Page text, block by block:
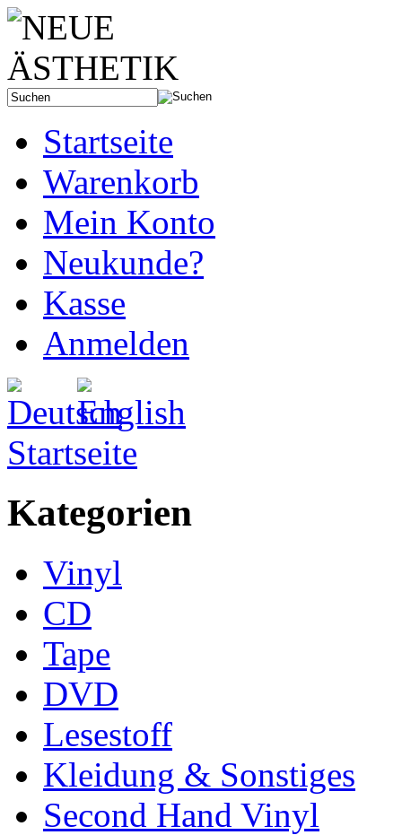
Startseite
Warenkorb
Mein Konto
Neukunde?
Kasse
Anmelden
Startseite
Kategorien
Vinyl
CD
Tape
DVD
Lesestoff
Kleidung & Sonstiges
Second Hand Vinyl